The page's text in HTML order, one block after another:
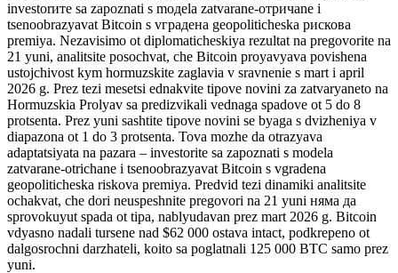
investorите sa zapoznati s moдela zatvarane-oтричane i
tsenoobrazyavat Bitcoin s vградена geopoliticheska рискова
premiya. Nezavisimo ot diplomaticheskiya rezultat na pregovorite na
21 yuni, analitsite posochvat, che Bitcoin proyavyava povishena
ustojchivost kym hormuzskite zaglavia v sravnenie s mart i april
2026 g. Prez tezi mesetsі ednakvite tipove novini za zatvaryaneto na
Hormuzskia Prolyav sa predizvikali vednaga spadove ot 5 do 8
protsenta. Prez yuni sashtite tipove novini se byaga s dvizheniya v
diapazona ot 1 do 3 protsenta. Tova mozhe da otrazyava
adaptatsiyata na pazara – investorite sa zapoznati s modela
zatvarane-otrichane i tsenoobrazyavat Bitcoin s vgradena
geopoliticheska riskova premiya. Predvid tezi dinamiki analitsite
ochakvat, che dori neuspeshnite pregovori na 21 yuni няма да
sprovokuyut spada ot tipa, nablyudavan prez mart 2026 g. Bitcoin
vdyasno nadali tursene nad $62 000 ostava intact, podkrepeno ot
dalgosrochni darzhateli, koito sa poglatnali 125 000 BTC samo prez
yuni.